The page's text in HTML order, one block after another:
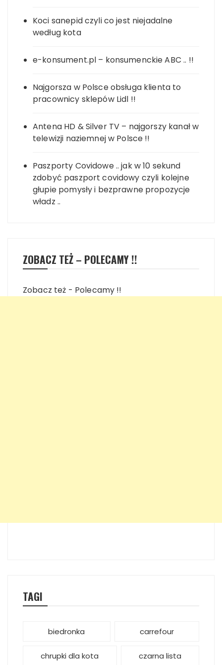
Koci sanepid czyli co jest niejadalne
według kota
e-konsument.pl – konsumenckie ABC .. !!
Najgorsza w Polsce obsługa klienta to
pracownicy sklepów Lidl !!
Antena HD & Silver TV – najgorszy kanał w
telewizji naziemnej w Polsce !!
Paszporty Covidowe .. jak w 10 sekund
zdobyć paszport covidowy czyli kolejne
głupie pomysły i bezprawne propozycje
władz ..
ZOBACZ TEŻ – POLECAMY !!
Zobacz też - Polecamy !!
TAGI
biedronka carrefour
chrupki dla kota czarna lista